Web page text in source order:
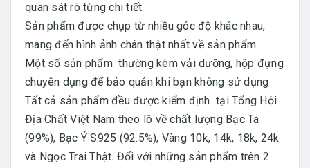
quan sát rõ từng chi tiết.
Sản phẩm được chụp từ nhiều góc độ khác nhau,
mang đến hình ảnh chân thật nhất về sản phẩm.
Một số sản phẩm thường kèm vải dưỡng, hộp đựng
chuyên dụng để bảo quản khi bạn không sử dụng
Tất cả sản phẩm đều được kiểm định tại Tổng Hội
Địa Chất Việt Nam theo lô về chất lượng Bạc Ta
(99%), Bạc Ý S925 (92.5%), Vàng 10k, 14k, 18k, 24k
và Ngọc Trai Thật. Đối với những sản phẩm trên 2